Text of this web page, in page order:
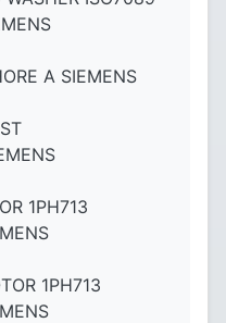
A SIEMENS
1PH713
1PH713